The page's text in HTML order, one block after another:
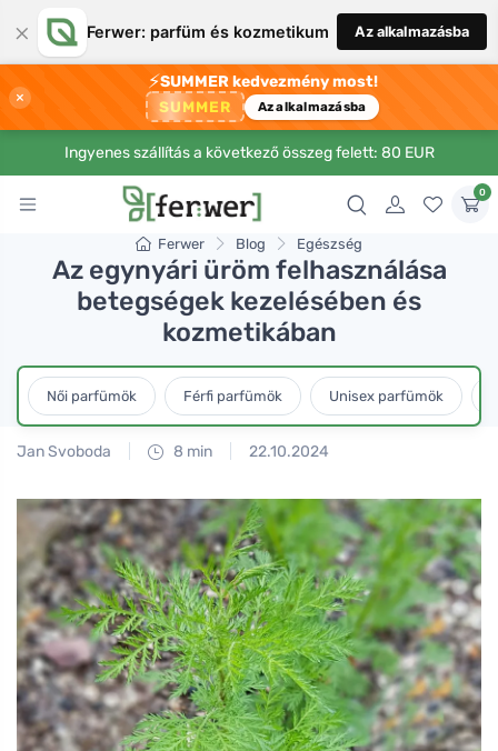
× Ferwer: parfüm és kozmetikum Az alkalmazásba
×
⚡SUMMER kedvezmény most!
SUMMER Az alkalmazásba
Ingyenes szállítás a következő összeg felett: 80 EUR
0
Ferwer Blog Egészség
Az egynyári üröm felhasználása
betegségek kezelésében és
kozmetikában
Női parfümök Férfi parfümök Unisex parfümök
Jan Svoboda 8 min 22.10.2024